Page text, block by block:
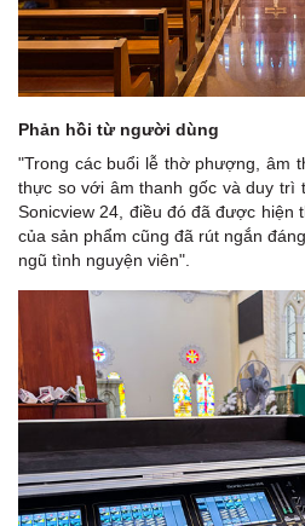
Phản hồi từ người dùng
"Trong các buổi lễ thờ phượng, âm
thực so với âm thanh gốc và duy trì
Sonicview 24, điều đó đã được hiện
của sản phẩm cũng đã rút ngắn
ngũ tình nguyện viên".